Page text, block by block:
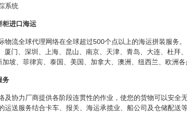
系统
柜进口海运
物流全球代理网络在全球超过500个点以上的海运拼装服务。
厦门、深圳、上海、昆山、南京、天津、青岛、大连、杜拜
加坡、菲律宾、泰国、美国、加拿大、澳洲、纽西兰、欧洲各
务
及协力厂商提供各阶段连贯性的作业，使您的货物可以安全
运送服务结合卡车、报关、海运承揽业、船公司及仓储配送